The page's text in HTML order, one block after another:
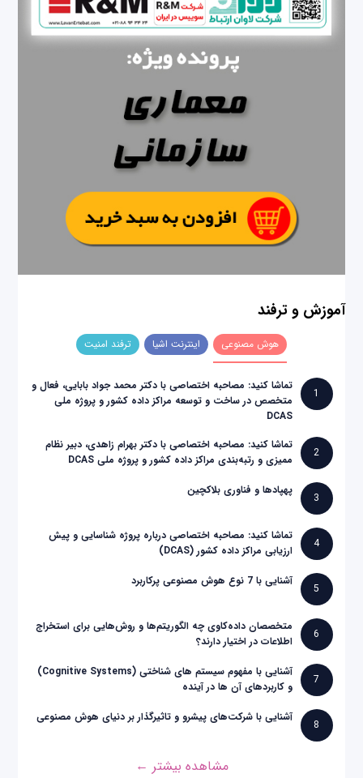
آموزش و ترفند
هوش مصنوعی اینترنت اشیا ترفند امنیت
1
تماشا کنید: مصاحبه اختصاصی با دکتر محمد جواد بابایی، فعال و
متخصص در ساخت و توسعه مراکز داده کشور و پروژه ملی
DCAS
2
تماشا کنید: مصاحبه اختصاصی با دکتر بهرام زاهدی، دبیر نظام
ممیزی و رتبه‌بندی مراکز داده کشور و پروژه ملی DCAS
3
پهپادها و فناوری بلاکچین
4
تماشا کنید: مصاحبه اختصاصی درباره پروژه شناسایی و پیش
ارزیابی مراکز داده کشور (DCAS)
5
آشنایی با 7 نوع هوش مصنوعی پرکاربرد
6
متخصصان داده‌کاوی چه الگوریتم‌ها و روش‌هایی برای استخراج
اطلاعات در اختیار دارند؟
7
آشنایی با مفهوم سیستم های شناختی (Cognitive Systems)
و کاربردهای آن ها در آینده
8
آشنایی با شرکت‌های پیشرو و تاثیرگذار بر دنیای هوش مصنوعی
مشاهده بیشتر ←